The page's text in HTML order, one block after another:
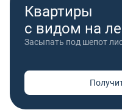
Квартиры
с видом на
Засыпать под шепот